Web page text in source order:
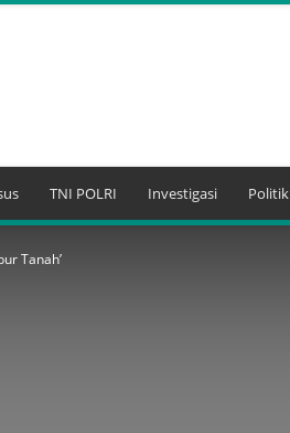
TNI POLRI Investigasi Politik
Tanah’